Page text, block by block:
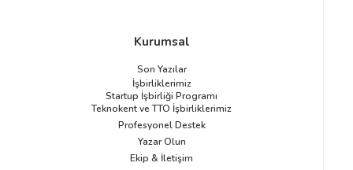
Kurumsal
Son Yazılar
İşbirliklerimiz
Startup İşbirliği Programı
Teknokent ve TTO İşbirliklerimiz
Profesyonel Destek
Yazar Olun
Ekip & İletişim